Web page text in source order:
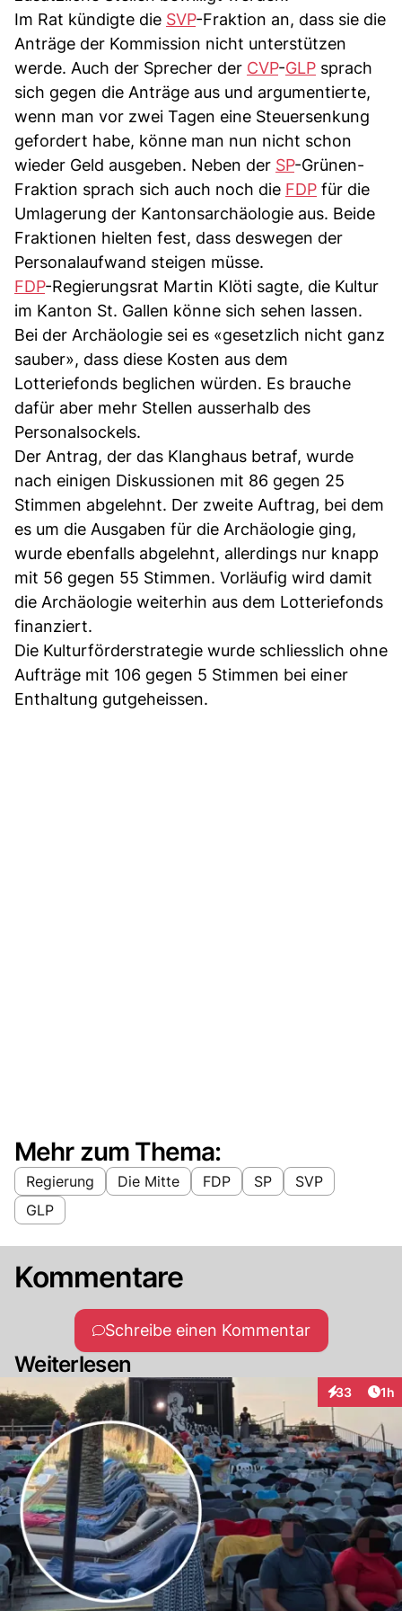
Im Rat kündigte die SVP-Fraktion an, dass sie die
Anträge der Kommission nicht unterstützen
werde. Auch der Sprecher der CVP-GLP sprach
sich gegen die Anträge aus und argumentierte,
wenn man vor zwei Tagen eine Steuersenkung
gefordert habe, könne man nun nicht schon
wieder Geld ausgeben. Neben der SP-Grünen-
Fraktion sprach sich auch noch die FDP für die
Umlagerung der Kantonsarchäologie aus. Beide
Fraktionen hielten fest, dass deswegen der
Personalaufwand steigen müsse.
FDP-Regierungsrat Martin Klöti sagte, die Kultur
im Kanton St. Gallen könne sich sehen lassen.
Bei der Archäologie sei es «gesetzlich nicht ganz
sauber», dass diese Kosten aus dem
Lotteriefonds beglichen würden. Es brauche
dafür aber mehr Stellen ausserhalb des
Personalsockels.
Der Antrag, der das Klanghaus betraf, wurde
nach einigen Diskussionen mit 86 gegen 25
Stimmen abgelehnt. Der zweite Auftrag, bei dem
es um die Ausgaben für die Archäologie ging,
wurde ebenfalls abgelehnt, allerdings nur knapp
mit 56 gegen 55 Stimmen. Vorläufig wird damit
die Archäologie weiterhin aus dem Lotteriefonds
finanziert.
Die Kulturförderstrategie wurde schliesslich ohne
Aufträge mit 106 gegen 5 Stimmen bei einer
Enthaltung gutgeheissen.
Mehr zum Thema:
Regierung Die Mitte FDP SP
SVP
GLP
Kommentare
Schreibe einen Kommentar
Weiterlesen
33
Interaktionen
1h